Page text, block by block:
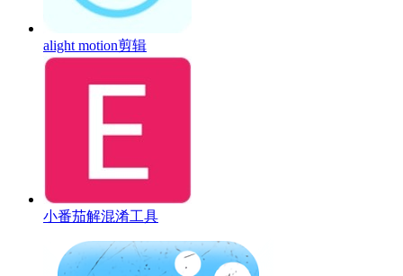
alight motion剪辑
小番茄解混淆工具